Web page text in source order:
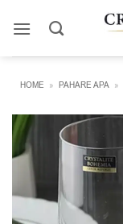
HOME » PAHARE APA »